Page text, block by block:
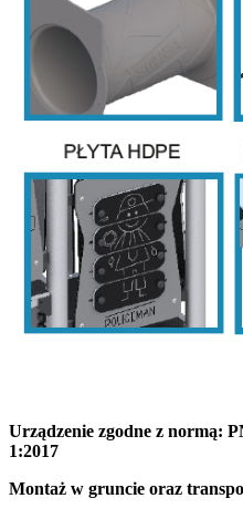
Urządzenie zgodne z normą:
1:2017
Montaż w gruncie oraz